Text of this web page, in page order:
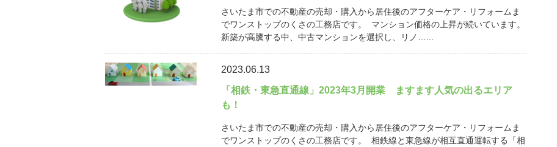
さいたま市での不動産の売却・購入から居住後のアフターケア・リフォームま
でワンストップのくさの工務店です。 マンション価格の上昇が続いています。
新築が高騰する中、中古マンションを選択し、リノ…...
2023.06.13
「相鉄・東急直通線」2023年3月開業 ますます人気の出るエリア
も！
さいたま市での不動産の売却・購入から居住後のアフターケア・リフォームま
でワンストップのくさの工務店です。 相鉄線と東急線が相互直通運転する「相